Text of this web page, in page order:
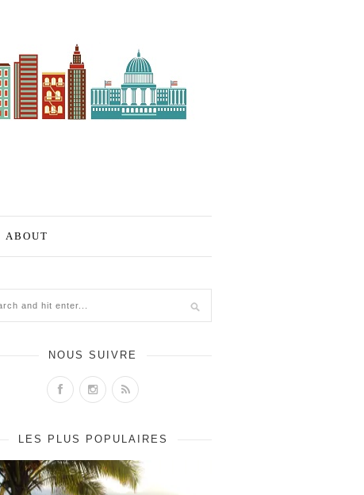
ABOUT
NOUS SUIVRE
LES PLUS POPULAIRES